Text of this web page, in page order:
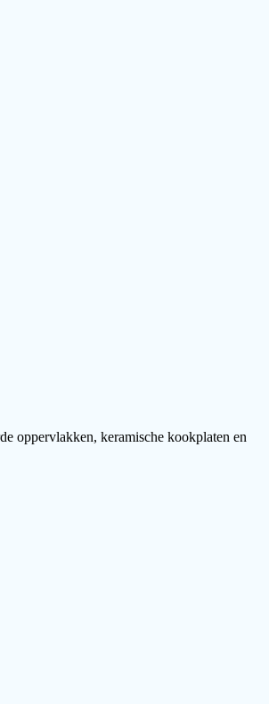
oppervlakken, keramische kookplaten en